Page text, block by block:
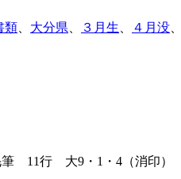
類 大分県 ３月生 ４月没
11行 大9・1・4（消印）